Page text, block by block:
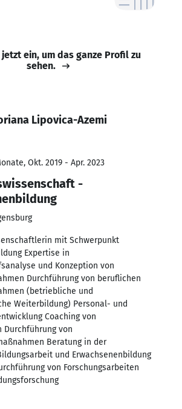
jetzt ein, um das ganze Profil zu
sehen.
Lipovica-Azemi
Okt. 2019 - Apr. 2023
-
mit Schwerpunkt
Expertise in
und Konzeption von
Durchführung von beruflichen
(betriebliche und
Weiterbildung) Personal- und
Coaching von
Durchführung von
Beratung in der
und Erwachsenenbildung
von Forschungsarbeiten